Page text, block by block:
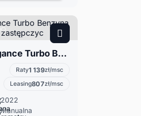
Opel Corsa F 1.2 Elegance Turbo Benzyna 100KM MT6 | Wyprzedaż zastępczyc
Raty1 139zł/msc
Leasing807zł/msc
2022
Manualna